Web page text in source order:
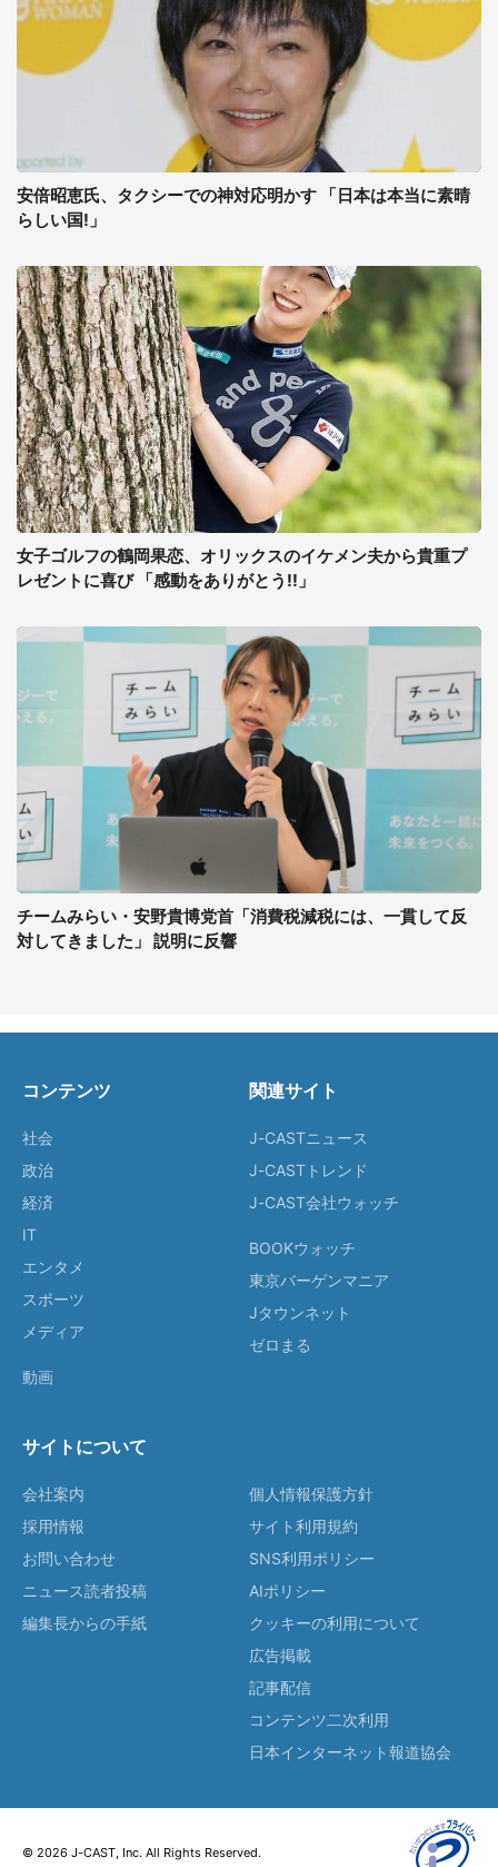
安倍昭恵氏、タクシーでの神対応明かす 「日本は本当に素晴
らしい国!」
女子ゴルフの鶴岡果恋、オリックスのイケメン夫から貴重プ
レゼントに喜び 「感動をありがとう!!」
チームみらい・安野貴博党首「消費税減税には、一貫して反
対してきました」 説明に反響
コンテンツ
社会
政治
経済
IT
エンタメ
スポーツ
メディア
動画
関連サイト
J-CASTニュース
J-CASTトレンド
J-CAST会社ウォッチ
BOOKウォッチ
東京バーゲンマニア
Jタウンネット
ゼロまる
サイトについて
会社案内
採用情報
お問い合わせ
ニュース読者投稿
編集長からの手紙
個人情報保護方針
サイト利用規約
SNS利用ポリシー
AIポリシー
クッキーの利用について
広告掲載
記事配信
コンテンツ二次利用
日本インターネット報道協会
© 2026 J-CAST, Inc. All Rights Reserved.